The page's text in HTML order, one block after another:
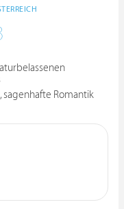
sagenhafte Romantik